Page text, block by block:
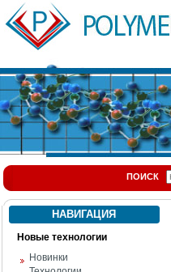
ПОИСК
НАВИГАЦИЯ
Новые технологии
Новинки